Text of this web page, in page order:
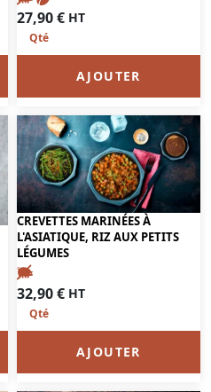
27,90€ HT
AJOUTER
CREVETTES MARINÉES À
L'ASIATIQUE, RIZ AUX PETITS
LÉGUMES
32,90€ HT
AJOUTER